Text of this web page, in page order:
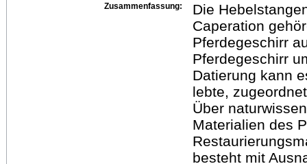
Zusammenfassung:
Die
Caperation
Pferdegeschirr
Pferdegeschirr
Datierung kann
lebte,
Über
Materialien des
besteht mit